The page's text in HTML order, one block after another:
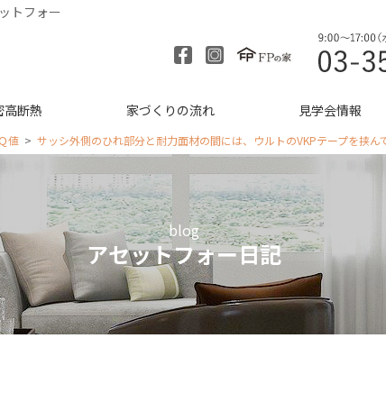
トフォー
高断熱 家づくりの流れ 見学会情報
値 サッシ外側のひれ部分と耐力面材の間には、ウルトのVKPテープを挟ん
blog
アセットフォー日記